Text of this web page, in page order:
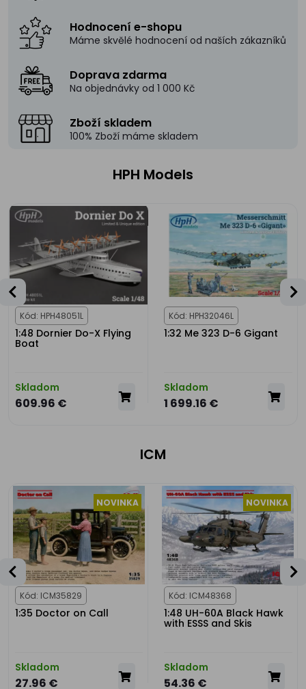
Hodnocení e-shopu
Máme skvělé hodnocení od naších zákazníků
Doprava zdarma
Na objednávky od 1 000 Kč
Zboží skladem
100% Zboží máme skladem
HPH Models
Kód: HPH48051L
1:48 Dornier Do-X Flying
Boat
Skladom
609.96 €
Kód: HPH32046L
1:32 Me 323 D-6 Gigant
Skladom
1 699.16 €
ICM
NOVINKA
Kód: ICM35829
1:35 Doctor on Call
Skladom
27.96 €
NOVINKA
Kód: ICM48368
1:48 UH-60A Black Hawk
with ESSS and Skis
Skladom
54.36 €